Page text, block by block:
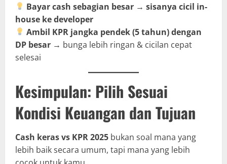
Bayar cash sebagian besar → sisanya cicil in-
house ke developer
Ambil KPR jangka pendek (5 tahun) dengan
DP besar → bunga lebih ringan & cicilan cepat
selesai
Kesimpulan: Pilih Sesuai
Kondisi Keuangan dan Tujuan
Cash keras vs KPR 2025 bukan soal mana yang
lebih baik secara umum, tapi mana yang lebih